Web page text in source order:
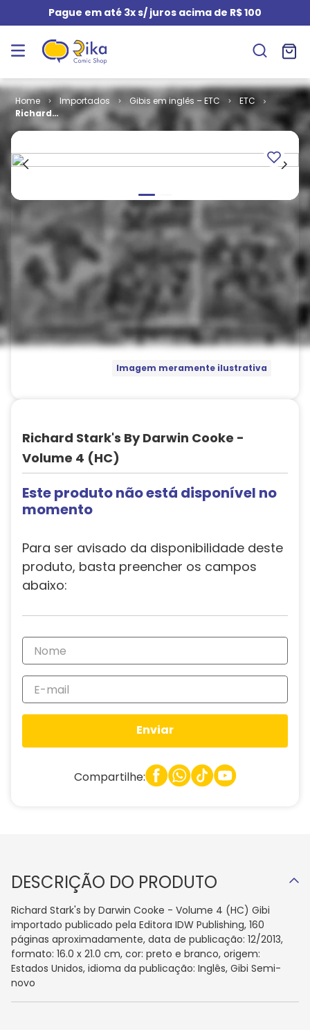
Pague em até 3x s/ juros acima de R$ 100
Importados Gibis em inglês – ETC
ETC
Richard
Stark's by
- Volume 4
(HC)
Imagem meramente ilustrativa
Richard Stark's By Darwin Cooke -
Volume 4 (HC)
Este produto não está disponível no
momento
Para ser avisado da disponibilidade deste
produto, basta preencher os campos
abaixo:
Enviar
Compartilhe:
DESCRIÇÃO DO PRODUTO
Richard Stark's by Darwin Cooke - Volume 4 (HC) Gibi
importado publicado pela Editora IDW Publishing, 160
páginas aproximadamente, data de publicação: 12/2013,
formato: 16.0 x 21.0 cm, cor: preto e branco, origem:
Estados Unidos, idioma da publicação: Inglês, Gibi Semi-
novo